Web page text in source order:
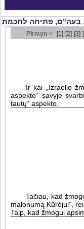
Pirmyn < [1] [2] [3]
Ir kai „Izraelio
aspekto“ savyje
tautų“ aspekto.
Tačiau, kad
malonumą Kūrėjui”,
Taip, kad žmogui